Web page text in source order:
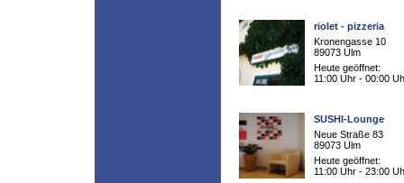
riolet - pizzeria
Kronengasse 10
89073 Ulm
Heute geöffnet:
11:00 Uhr - 00:00
SUSHI-Lounge
Neue Straße 83
89073 Ulm
Heute geöffnet:
11:00 Uhr - 23:00